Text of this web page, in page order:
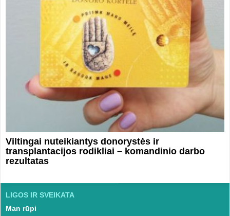
Viltingai nuteikiantys donorystės ir
transplantacijos rodikliai – komandinio darbo
rezultatas
LIGOS IR SVEIKATA
Man rūpi